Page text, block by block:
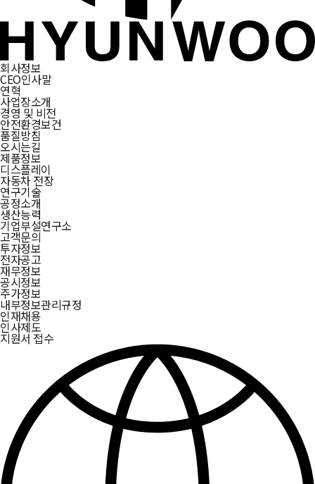
회사정보
CEO인사말
연혁
사업장소개
경영 및 비전
안전환경보건
품질방침
오시는길
제품정보
디스플레이
자동차 전장
연구기술
공정소개
생산능력
기업부설연구소
고객문의
투자정보
전자공고
재무정보
공시정보
주가정보
내부정보관리규정
인재채용
인사제도
지원서 접수